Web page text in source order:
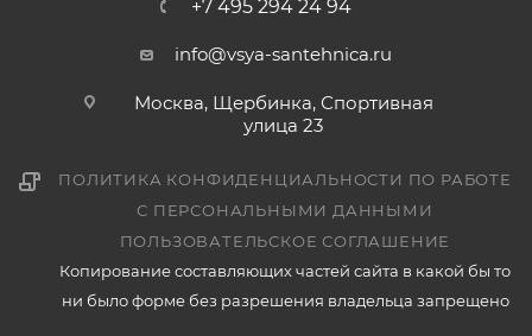
+7 495 294 24 94
info@vsya-santehnica.ru
Москва, Щербинка, Спортивная
улица 23
ПОЛИТИКА КОНФИДЕНЦИАЛЬНОСТИ ПО РАБОТЕ
С ПЕРСОНАЛЬНЫМИ ДАННЫМИ
ПОЛЬЗОВАТЕЛЬСКОЕ СОГЛАШЕНИЕ
Копирование составляющих частей сайта в какой бы то
ни было форме без разрешения владельца запрещено